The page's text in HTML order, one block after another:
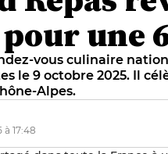
une
vous culinaire
le 9 octobre 2025. Il
Alpes.
17:48